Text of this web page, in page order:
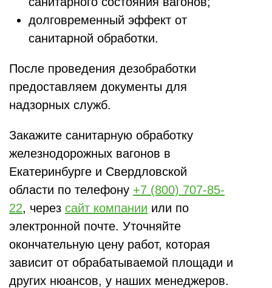
долговременный эффект от
санитарной обработки.
После проведения дезобработки
предоставляем документы для
надзорных служб.
Закажите санитарную обработку
железнодорожных вагонов в
Екатеринбурге и Свердловской
области по телефону +7 (800) 707-85-
22, через сайт компании или по
электронной почте. Уточняйте
окончательную цену работ, которая
зависит от обрабатываемой площади и
других нюансов, у наших менеджеров.